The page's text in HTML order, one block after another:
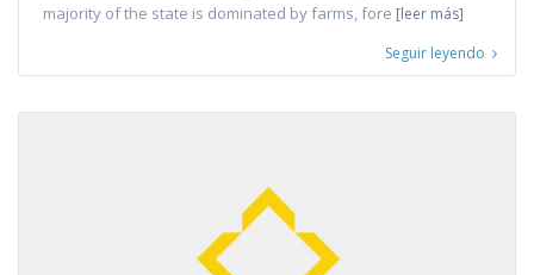
majority of the state is dominated by farms, fore [leer más]
Seguir leyendo